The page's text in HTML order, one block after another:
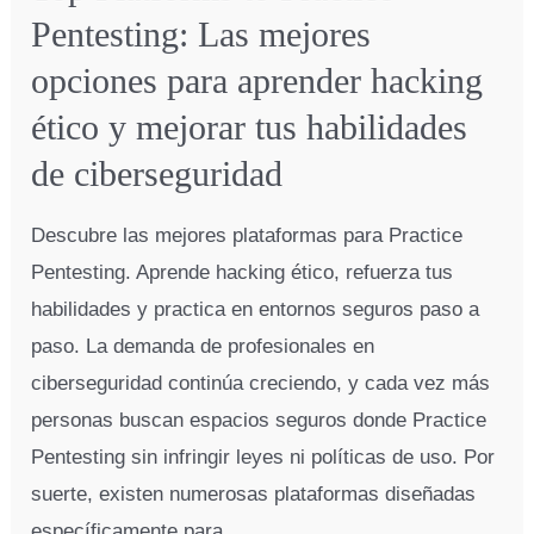
Pentesting: Las mejores
opciones para aprender hacking
ético y mejorar tus habilidades
de ciberseguridad
Descubre las mejores plataformas para Practice
Pentesting. Aprende hacking ético, refuerza tus
habilidades y practica en entornos seguros paso a
paso. La demanda de profesionales en
ciberseguridad continúa creciendo, y cada vez más
personas buscan espacios seguros donde Practice
Pentesting sin infringir leyes ni políticas de uso. Por
suerte, existen numerosas plataformas diseñadas